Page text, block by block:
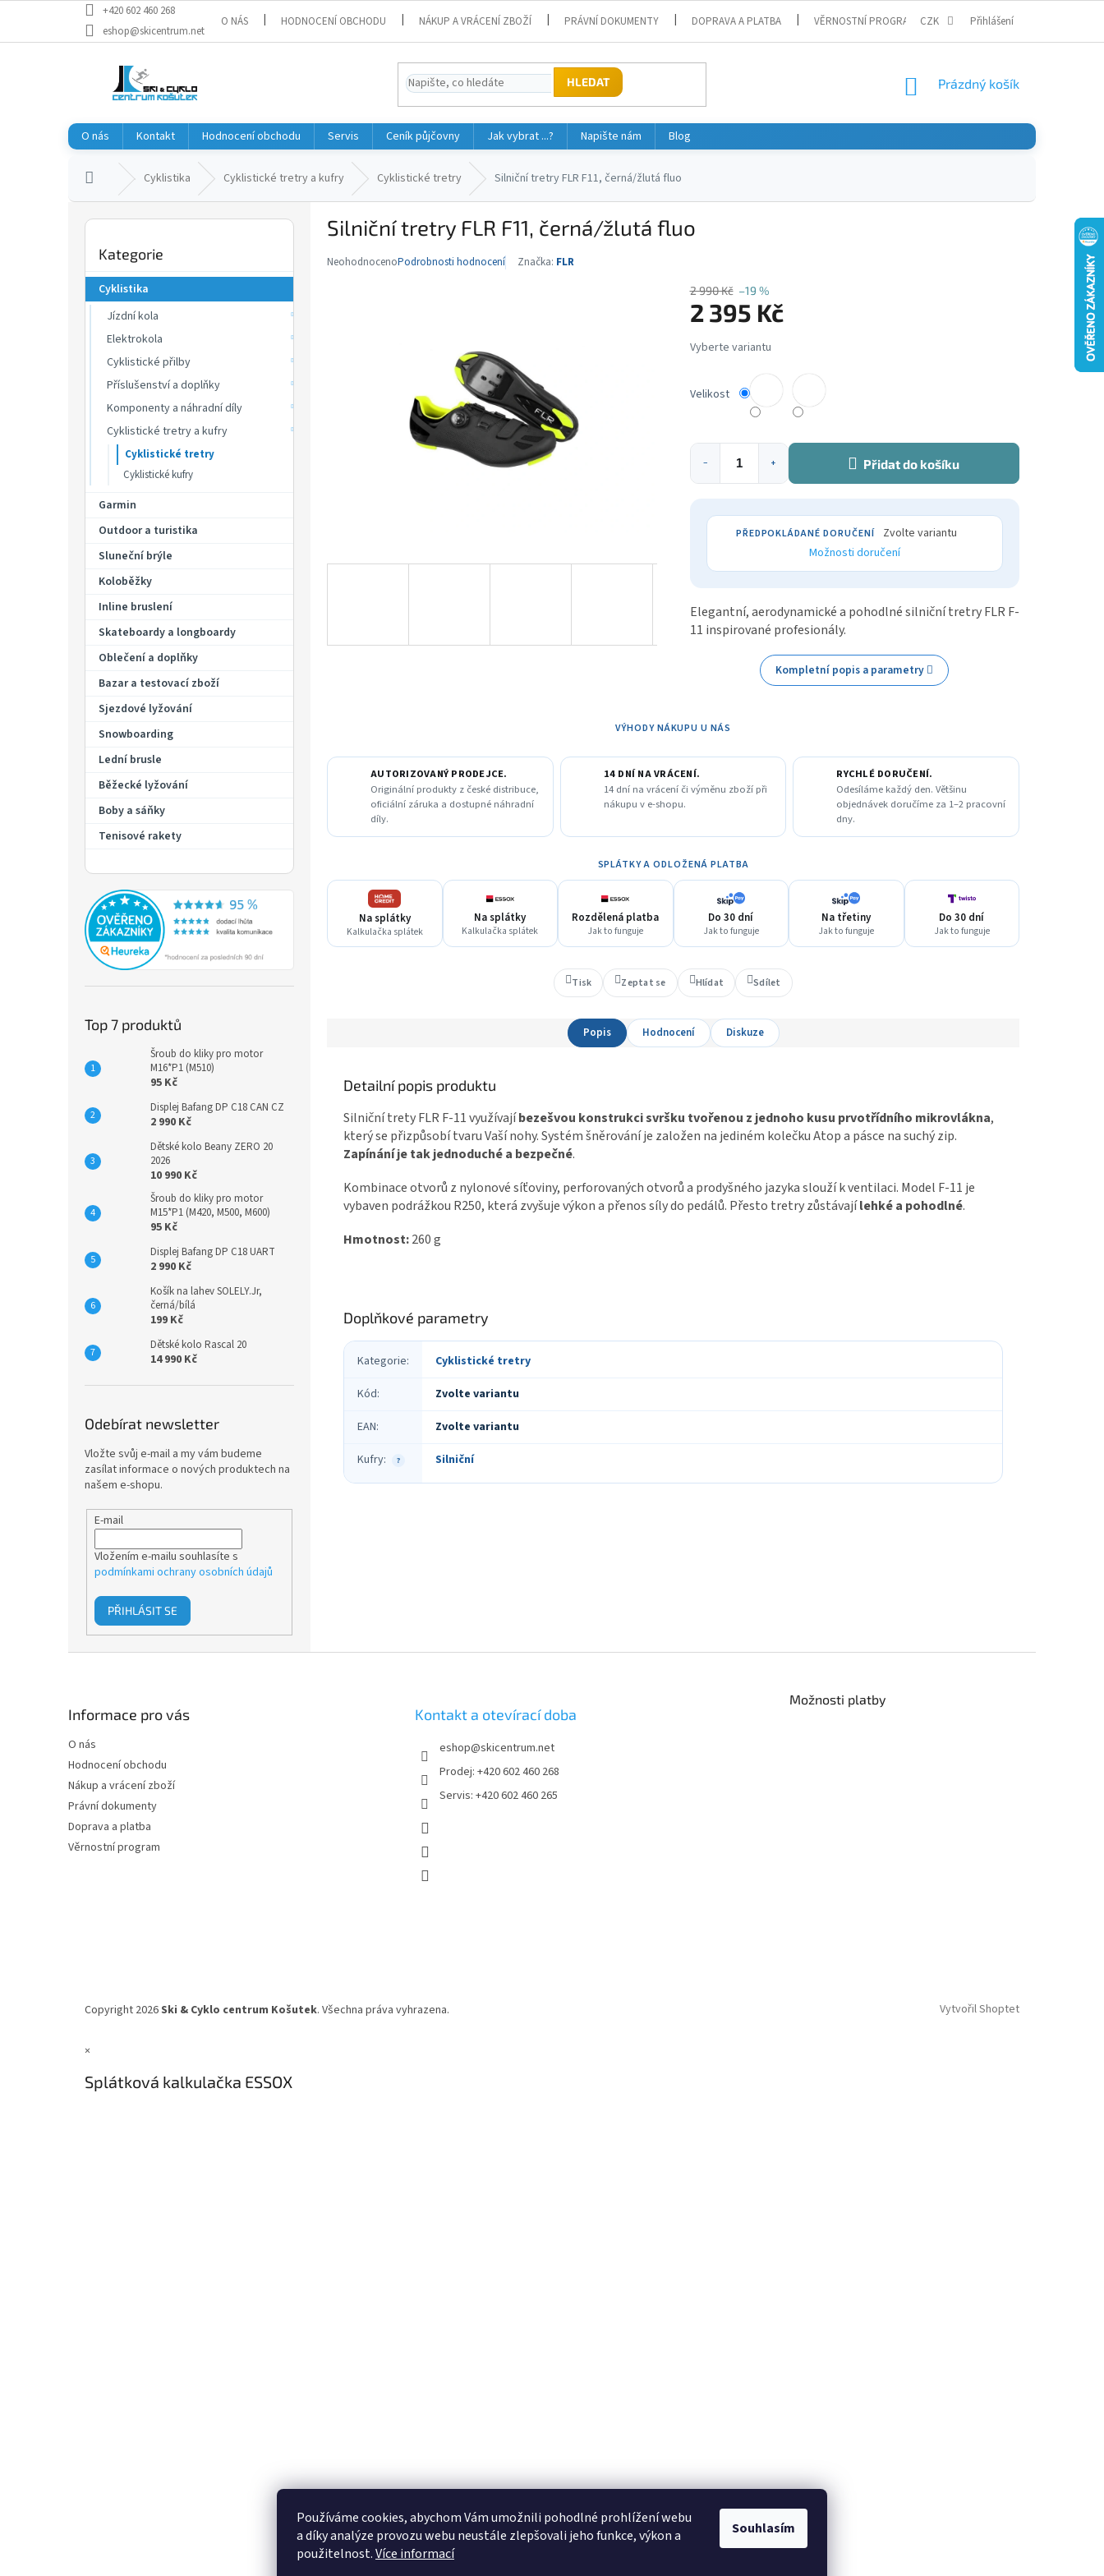
Používáme cookies, abychom Vám umožnili pohodlné prohlížení webu
a díky analýze provozu webu neustále zlepšovali jeho funkce, výkon a
použitelnost.Více informací
Souhlasím
obsah
+420 602 460 268
eshop@skicentrum.net
O NÁS HODNOCENÍ OBCHODU NÁKUP A VRÁCENÍ ZBOŽÍ PRÁVNÍ DOKUMENTY DOPRAVA A PLATBA VĚRNOSTNÍ PROGRAM CZK Přihlášení
HLEDAT
NÁKUPNÍ
Prázdný košík
O nás Kontakt Hodnocení obchodu Servis Ceník půjčovny Jak vybrat ...? Napište nám Blog
Domů Cyklistika Cyklistické tretry a kufry Cyklistické tretry Silniční tretry FLR F11, černá/žlutá fluo
kategorie
Kategorie
Cyklistika
Jízdní kola
Elektrokola
Cyklistické přilby
Příslušenství a doplňky
Komponenty a náhradní díly
Cyklistické tretry a kufry
Cyklistické tretry
Cyklistické kufry
Garmin
Outdoor a turistika
Sluneční brýle
Koloběžky
Inline bruslení
Skateboardy a longboardy
Oblečení a doplňky
Bazar a testovací zboží
Sjezdové lyžování
Snowboarding
Lední brusle
Běžecké lyžování
Boby a sáňky
Tenisové rakety
Top 7 produktů
Šroub do kliky pro motor
M16*P1 (M510)
95 Kč
Displej Bafang DP C18 CAN CZ
2 990 Kč
Dětské kolo Beany ZERO 20
2026
10 990 Kč
Šroub do kliky pro motor
M15*P1 (M420, M500, M600)
95 Kč
Displej Bafang DP C18 UART
2 990 Kč
Košík na lahev SOLELY.Jr,
černá/bílá
199 Kč
Dětské kolo Rascal 20
14 990 Kč
Odebírat newsletter
Vložte svůj e-mail a my vám budeme
zasílat informace o nových produktech na
našem e-shopu.
E-mail
Vložením e-mailu souhlasíte s
podmínkami ochrany osobních údajů
PŘIHLÁSIT SE
Silniční tretry FLR F11, černá/žlutá fluo
Průměrné
NeohodnocenoPodrobnosti hodnocení Značka: FLR
2 990 Kč –19 %
2 395 Kč
Měrná
cena:
Velikost
+
− Přidat do košíku
Zvolte variantu
Možnosti doručení
Elegantní, aerodynamické a pohodlné silniční tretry FLR F-
11 inspirované profesionály.
Kompletní popis a parametry
VÝHODY NÁKUPU U NÁS
AUTORIZOVANÝ PRODEJCE.
Originální produkty z české distribuce,
oficiální záruka a dostupné náhradní
díly.
14 DNÍ NA VRÁCENÍ.
14 dní na vrácení či výměnu zboží při
nákupu v e-shopu.
RYCHLÉ DORUČENÍ.
Odesíláme každý den. Většinu
objednávek doručíme za 1–2 pracovní
dny.
SPLÁTKY A ODLOŽENÁ PLATBA
Na splátky
Kalkulačka splátek
Na splátky
Kalkulačka splátek
Rozdělená platba
Jak to funguje
Do 30 dní
Jak to funguje
Na třetiny
Jak to funguje
Do 30 dní
Jak to funguje
Tisk Zeptat se Hlídat Sdílet
Popis Hodnocení Diskuze
Detailní popis produktu
Silniční trety FLR F-11 využívajíbezešvou konstrukci svršku tvořenou z jednoho kusu prvotřídního mikrovlákna,
který se přizpůsobí tvaru Vaší nohy. Systém šněrování je založen na jediném kolečku Atop a pásce na suchý zip.
Zapínání je tak jednoduché a bezpečné.
Kombinace otvorů z nylonové síťoviny, perforovaných otvorů a prodyšného jazyka slouží k ventilaci. Model F-11 je
vybaven podrážkou R250, která zvyšuje výkon a přenos síly do pedálů. Přesto tretry zůstávajílehké a pohodlné.
Hmotnost:260 g
Doplňkové parametry
Kategorie:
Cyklistické tretry
Kód:
Zvolte variantu
EAN: Zvolte variantu
?
Kufry: Silniční
Informace pro vás
O nás
Hodnocení obchodu
Nákup a vrácení zboží
Právní dokumenty
Doprava a platba
Věrnostní program
Kontakt a otevírací doba
eshop@skicentrum.net
Prodej: +420 602 460 268
Servis: +420 602 460 265
Možnosti platby
Vytvořil Shoptet
Copyright 2026Ski & Cyklo centrum Košutek. Všechna práva vyhrazena.
×
Splátková kalkulačka ESSOX